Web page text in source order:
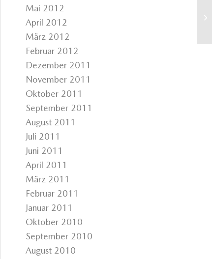
Mai 2012
April 2012
März 2012
Februar 2012
Dezember 2011
November 2011
Oktober 2011
September 2011
August 2011
Juli 2011
Juni 2011
April 2011
März 2011
Februar 2011
Januar 2011
Oktober 2010
September 2010
August 2010